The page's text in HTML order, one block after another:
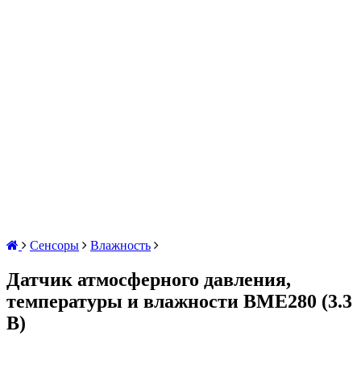
Сенсоры Влажность
Датчик атмосферного давления,
температуры и влажности BME280 (3.3
В)